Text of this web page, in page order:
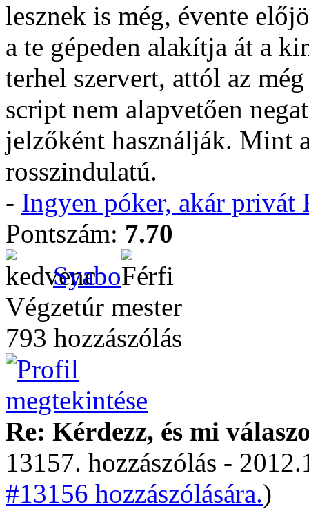
lesznek is még, évente
a te gépeden alakítja át a
terhel szervert, attól az
script nem alapvetően
jelzőként használják. Mint
rosszindulatú.
- Ingyen póker, akár privát
Pontszám: 7.70
Syabo
Végzetúr mester
793 hozzászólás
Re: Kérdezz, és mi
13157. hozzászólás -
#13156 hozzászólására.)